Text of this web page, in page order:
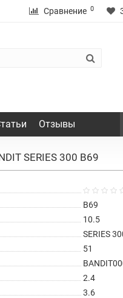
Сравнение 0
Отзывы
SERIES 300 B69
B69
10.5
SERIES
51
2.4
3.6